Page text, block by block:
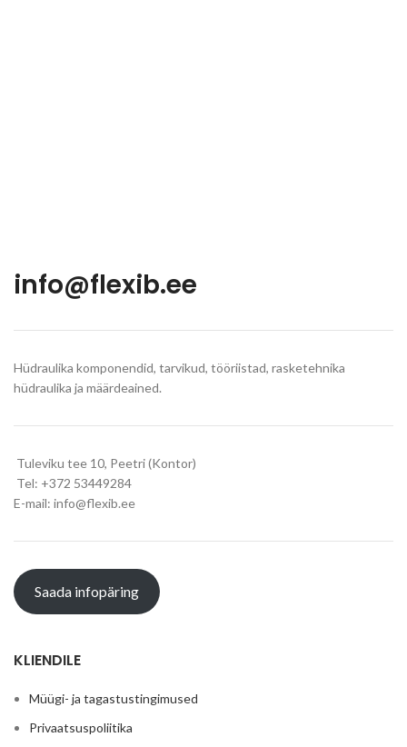
info@flexib.ee
Hüdraulika komponendid, tarvikud, tööriistad, rasketehnika
hüdraulika ja määrdeained.
Tuleviku tee 10, Peetri (Kontor)
Tel: +372 53449284
E-mail: info@flexib.ee
Saada infopäring
KLIENDILE
Müügi- ja tagastustingimused
Privaatsuspoliitika